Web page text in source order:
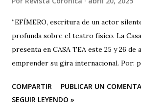
“EFÍMERO, escritura de un actor
profunda sobre el teatro físico. La
presenta en CASA TEA este 25 y 26 de
emprender su gira internacional. Por:
CASA TEA con sus últimas funciones
“Efímero”, La Casa del Silencio se
COMPARTIR
PUBLICAR UN
SEGUIR LEYENDO »